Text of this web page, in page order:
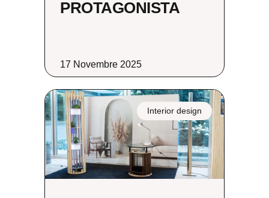
PROTAGONISTA
17 Novembre 2025
Interior design